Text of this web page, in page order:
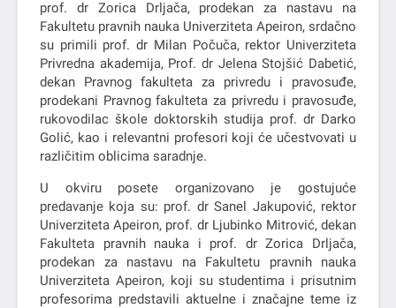
prof. dr Zorica Drljača, prodekan za nastavu na
Fakultetu pravnih nauka Univerziteta Apeiron, srdačno
su primili prof. dr Milan Počuča, rektor Univerziteta
Privredna akademija, Prof. dr Jelena Stojšić Dabetić,
dekan Pravnog fakulteta za privredu i pravosuđe,
prodekani Pravnog fakulteta za privredu i pravosuđe,
rukovodilac škole doktorskih studija prof. dr Darko
Golić, kao i relevantni profesori koji će učestvovati u
različitim oblicima saradnje.
U okviru posete organizovano je gostujuće
predavanje koja su: prof. dr Sanel Jakupović, rektor
Univerziteta Apeiron, prof. dr Ljubinko Mitrović, dekan
Fakulteta pravnih nauka i prof. dr Zorica Drljača,
prodekan za nastavu na Fakultetu pravnih nauka
Univerziteta Apeiron, koji su studentima i prisutnim
profesorima predstavili aktuelne i značajne teme iz